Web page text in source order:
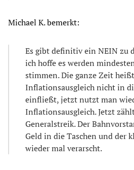
Michael K. bemerkt:
Es gibt definitiv ein NEIN zu
ich hoffe es werden
stimmen. Die ganze Zeit
Inflationsausgleich nicht in
einfließt, jetzt nutzt man
Inflationsausgleich. Jetzt
Generalstreik. Der
Geld in die Taschen und der
wieder mal verarscht.